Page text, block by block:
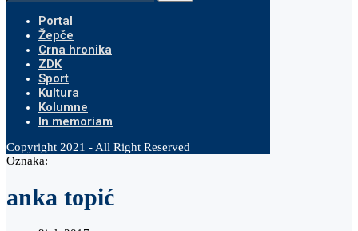
Portal
Žepče
Crna hronika
ZDK
Sport
Kultura
Kolumne
In memoriam
Copyright 2021 - All Right Reserved
Oznaka:
anka topić